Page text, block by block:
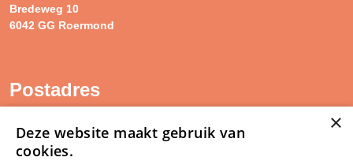
Bredeweg 10
6042 GG Roermond
Postadres
SAM Limburg
Postbus 203
×
Deze website maakt gebruik van
cookies.